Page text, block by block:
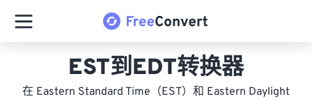
EST到EDT转换器
在 Eastern Standard Time（EST）和 Eastern Daylight